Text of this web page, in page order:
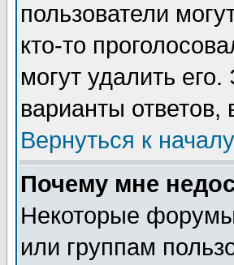
пользователи
кто-то
могут удалить
варианты
Вернуться к началу
Почему мне
Некоторые
или группам